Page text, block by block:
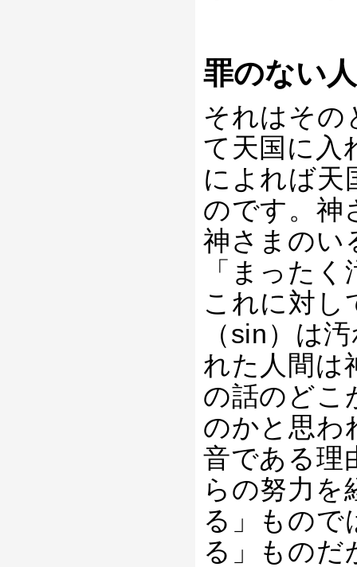
罪のない
それはその
て天国に入
によれば天
のです。神
神さまのい
「まった
これに対し
（sin）は
れた人間は
の話のどこ
のかと思わ
音である理
らの努力を
る」もので
る」ものだ